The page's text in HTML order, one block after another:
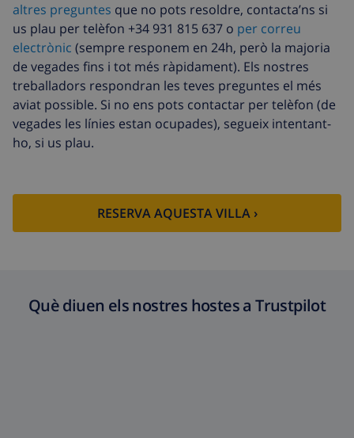
Llenca extra
17,59 USD per persona , A pagar a
l’arribada
Tovalloles extra
8,80 USD per persona , A pagar a
l’arribada
Sortida tardana
113,75 USD
Neteja extra
Basat en el consum d’energia
cancel·lació :
altres preguntes que no pots resoldre, contacta’ns si
us plau per telèfon +34 931 815 637 o per correu
electrònic (sempre responem en 24h, però la majoria
de vegades fins i tot més ràpidament). Els nostres
treballadors respondran les teves preguntes el més
aviat possible. Si no ens pots contactar per telèfon (de
vegades les línies estan ocupades), segueix intentant-
ho, si us plau.
RESERVA AQUESTA VILLA ›
Què diuen els nostres hostes a Trustpilot